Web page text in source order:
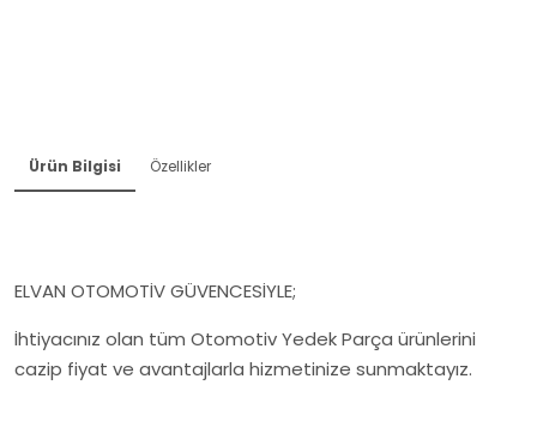
Ürün Bilgisi Özellikler
ELVAN OTOMOTİV GÜVENCESİYLE;
İhtiyacınız olan tüm Otomotiv Yedek Parça ürünlerini
cazip fiyat ve avantajlarla hizmetinize sunmaktayız.